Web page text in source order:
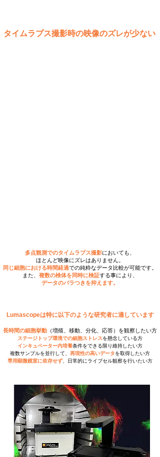
タイムラプス撮影時の映像のズレが少ない
多点観測でのタイムラプス撮影においても、
ほとんど映像にズレはありません。
同じ細胞における​時間経過での純粋なデータ比較が可能です。
また、 複数の検体を同時に検証する事により、
​データのバラつきを抑えます。
Lumascopeは特に以下のような研究者に適しています
​​長時間の細胞挙動 （増殖、移動、分化、応答）を観察したい方
ステージトップ環境での細胞ストレスを懸念している方
インキュベーター内培養条件をできる限り維持したい方
複数サンプルを並行して、 再現性の高いデータを取得したい方
専用顕微鏡室に依存せず 、日常的にライブセル観察を行いたい方